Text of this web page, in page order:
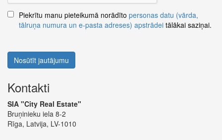
Piekrītu manu pieteikumā norādīto personas datu (vārda,
tālruņa numura un e-pasta adreses) apstrādei tālākai saziņai.
Nosūtīt jautājumu
Kontakti
SIA "City Real Estate"
Bruņinieku iela 8-2
Rīga, Latvija, LV-1010